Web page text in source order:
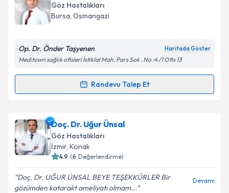
E-posta Adresiniz
Kişisel verilerimin işlenmesine ilişkinAydınlatma
Metni'ni okudum ve kişisel verilerimin belirtilen
kapsamda işlenmesini kabul ediyorum.
Göz Hastalıkları
Bursa, Osmangazi
Op. Dr. Önder Taşyenen Haritada Göster
Meditown sağlık ofisleri İstiklal Mah. Pars Sok . No :4 /1 Ofis 13
Randevu Talep Et
Randevu Takvimi Talebi
Op. Dr. Önder Taşyeneniçin randevu takvimi talebi
oluşturun. Size bu uzmandan randevu almanız için bir
takvim hazırlandığında e-posta ile bilgilendireceğiz.
Doç. Dr. Uğur Ünsal
Göz Hastalıkları
İzmir, Konak
4.9 (6 Değerlendirme)
Doç. Dr. UĞUR ÜNSAL BEYE TEŞEKKÜRLER Bir
gözümden katarakt ameliyatı olmam...
Devamı